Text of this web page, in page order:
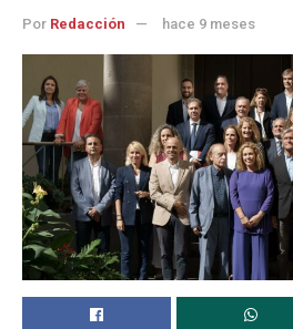
Por Redacción hace 9 meses